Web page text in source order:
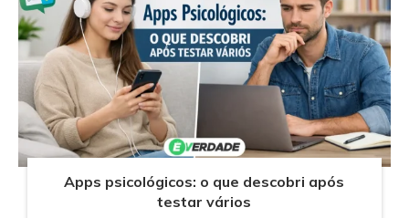
Apps psicológicos: o que descobri após
testar vários